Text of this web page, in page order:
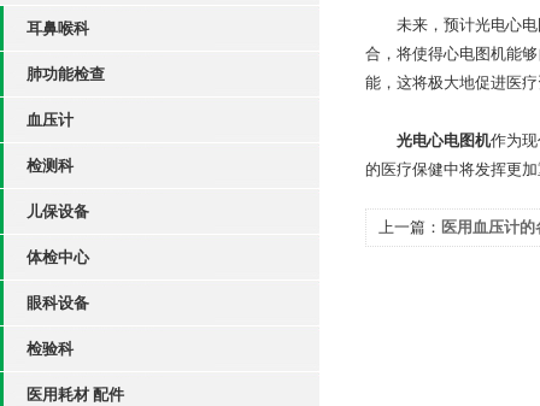
耳鼻喉科
肺功能检查
血压计
检测科
儿保设备
体检中心
眼科设备
检验科
医用耗材 配件
未来，预计光电心电
合，将使得心电图机能
能，这将极大地促进医
光电心电图机作为
的医疗保健中将发挥更
上一篇： 医用血压计